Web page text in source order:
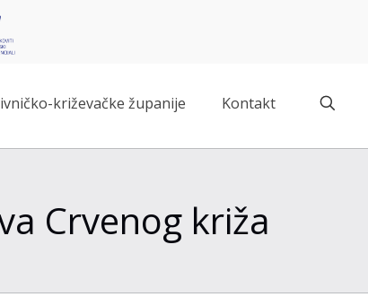
križevačke županije Kontakt
Crvenog križa